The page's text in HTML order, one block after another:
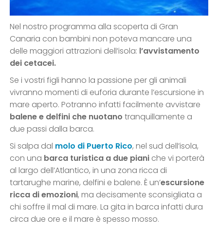
Nel nostro programma alla scoperta di Gran
Canaria con bambini non poteva mancare una
delle maggiori attrazioni dell’isola: l’avvistamento
dei cetacei.
Se i vostri figli hanno la passione per gli animali
vivranno momenti di euforia durante l’escursione in
mare aperto. Potranno infatti facilmente avvistare
balene e delfini che nuotano tranquillamente a
due passi dalla barca.
Si salpa dal molo di Puerto Rico, nel sud dell’isola,
con una barca turistica a due piani che vi porterà
al largo dell’Atlantico, in una zona ricca di
tartarughe marine, delfini e balene. È un’escursione
ricca di emozioni, ma decisamente sconsigliata a
chi soffre il mal di mare. La gita in barca infatti dura
circa due ore e il mare è spesso mosso.